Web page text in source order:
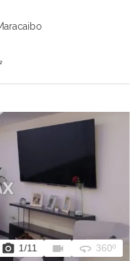
photo_camera 1/11 videocam 360 360º